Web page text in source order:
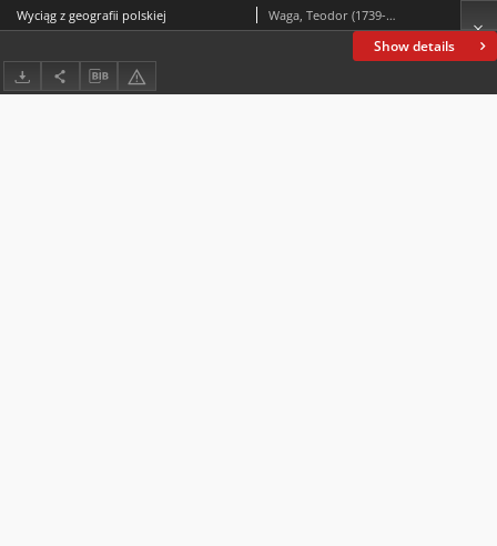
Show details
Wyciąg z geografii polskiej Waga, Teodor (1739-1801)